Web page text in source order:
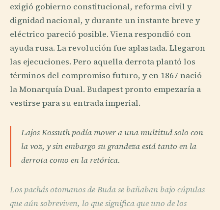
exigió gobierno constitucional, reforma civil y
dignidad nacional, y durante un instante breve y
eléctrico pareció posible. Viena respondió con
ayuda rusa. La revolución fue aplastada. Llegaron
las ejecuciones. Pero aquella derrota plantó los
términos del compromiso futuro, y en 1867 nació
la Monarquía Dual. Budapest pronto empezaría a
vestirse para su entrada imperial.
Lajos Kossuth podía mover a una multitud solo con
la voz, y sin embargo su grandeza está tanto en la
derrota como en la retórica.
Los pachás otomanos de Buda se bañaban bajo cúpulas
que aún sobreviven, lo que significa que uno de los